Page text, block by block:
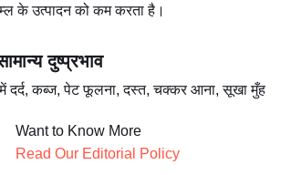
के उत्पादन को कम करता है।
दुष्प्रभाव
में दर्द, कब्ज, पेट फूलना, दस्त, चक्कर आना, सूखा मुँह
Want to Know More
Read Our Editorial Policy